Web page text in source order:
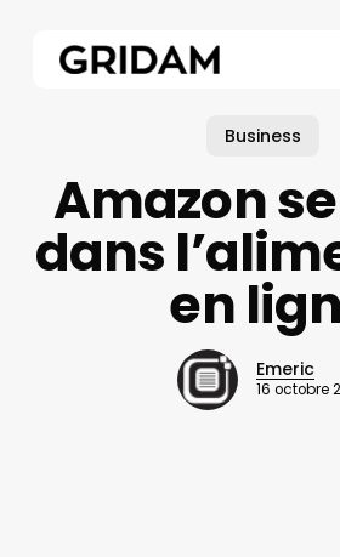
Business
Amazon
dans
en
Emeric
16 octobre